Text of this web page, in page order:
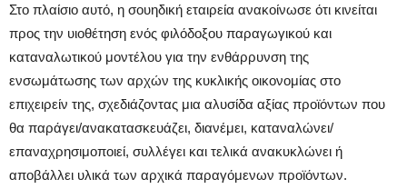
Στο πλαίσιο αυτό, η σουηδική εταιρεία ανακοίνωσε ότι κινείται
προς την υιοθέτηση ενός φιλόδοξου παραγωγικού και
καταναλωτικού μοντέλου για την ενθάρρυνση της
ενσωμάτωσης των αρχών της κυκλικής οικονομίας στο
επιχειρείν της, σχεδιάζοντας μια αλυσίδα αξίας προϊόντων που
θα παράγει/ανακατασκευάζει, διανέμει, καταναλώνει/
επαναχρησιμοποιεί, συλλέγει και τελικά ανακυκλώνει ή
αποβάλλει υλικά των αρχικά παραγόμενων προϊόντων.